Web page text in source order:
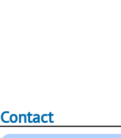
Contact